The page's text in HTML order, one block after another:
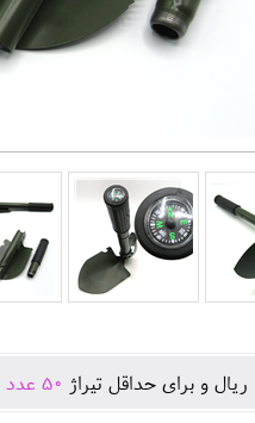
ريال و برای حداقل تيراژ 50 عدد